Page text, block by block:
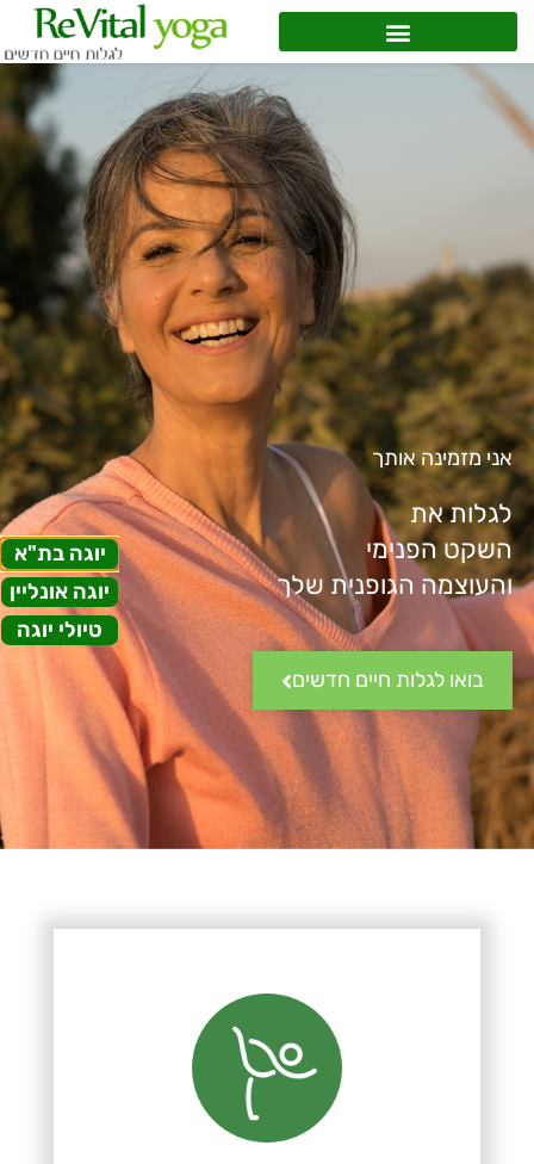
אני מזמינה אותך
לגלות את
השקט הפנימי
והעוצמה הגופנית שלך
בואו לגלות חיים חדשים
יוגה בת"א
יוגה אונליין
טיולי יוגה